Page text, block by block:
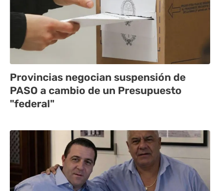
Provincias negocian suspensión de
PASO a cambio de un Presupuesto
"federal"